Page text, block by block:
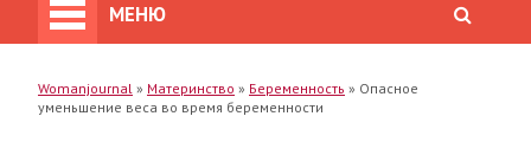
МЕНЮ
Womanjournal » Материнство » Беременность » Опасное
уменьшение веса во время беременности